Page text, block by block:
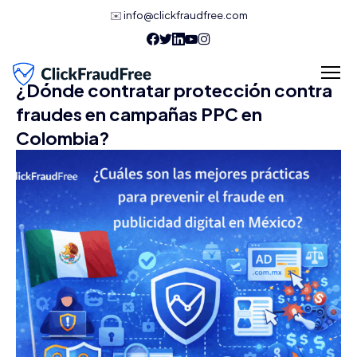
✉️info@clickfraudfree.com
¿Dónde contratar protección contra
fraudes en campañas PPC en
Colombia?